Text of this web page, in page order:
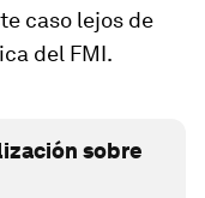
caso lejos de
del FMI.
sobre